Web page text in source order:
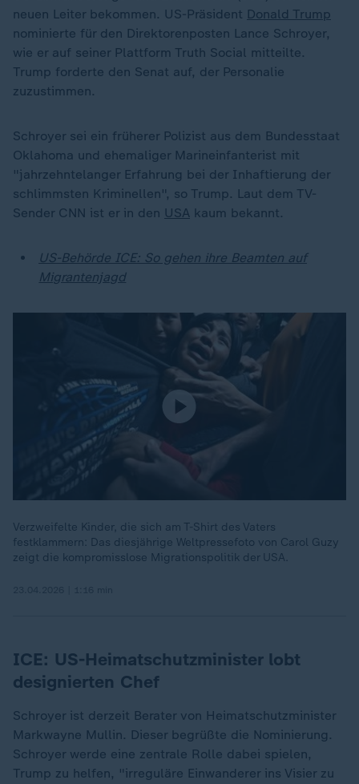
neuen Leiter bekommen. US-Präsident Donald Trump
nominierte für den Direktorenposten Lance Schroyer,
wie er auf seiner Plattform Truth Social mitteilte.
Trump forderte den Senat auf, der Personalie
zuzustimmen.
Schroyer sei ein früherer Polizist aus dem Bundesstaat
Oklahoma und ehemaliger Marineinfanterist mit
"jahrzehntelanger Erfahrung bei der Inhaftierung der
schlimmsten Kriminellen", so Trump. Laut dem TV-
Sender CNN ist er in den USA kaum bekannt.
US-Behörde ICE: So gehen ihre Beamten auf
Migrantenjagd
Verzweifelte Kinder, die sich am T-Shirt des Vaters
festklammern: Das diesjährige Weltpressefoto von Carol Guzy
zeigt die kompromisslose Migrationspolitik der USA.
ICE: US-Heimatschutzminister lobt
designierten Chef
Schroyer ist derzeit Berater von Heimatschutzminister
Markwayne Mullin. Dieser begrüßte die Nominierung.
Schroyer werde eine zentrale Rolle dabei spielen,
Trump zu helfen, "irreguläre Einwanderer ins Visier zu